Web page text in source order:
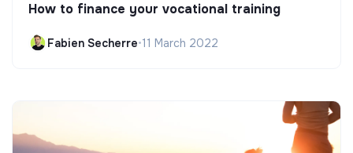
How to finance your vocational training
Fabien Secherre•11 March 2022